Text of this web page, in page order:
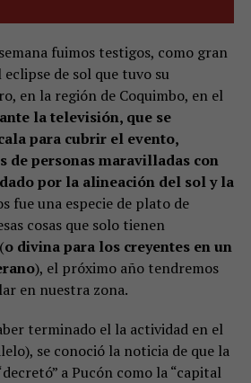
fuimos testigos, como gran
de sol que tuvo su
en la región de Coquimbo, en el
la televisión, que se
para cubrir el evento,
de personas maravilladas con
por la alineación del sol y la
fue una especie de plato de
cosas que solo tienen
o divina para los creyentes en un
), el próximo año tendremos
en nuestra zona.
terminado el la actividad en el
se conoció la noticia de que la
a Pucón como la “capital